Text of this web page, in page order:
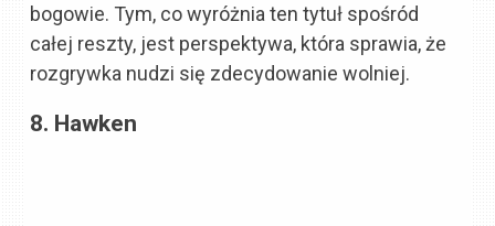
bogowie. Tym, co wyróżnia ten tytuł spośród
całej reszty, jest perspektywa, która sprawia, że
rozgrywka nudzi się zdecydowanie wolniej.
8. Hawken